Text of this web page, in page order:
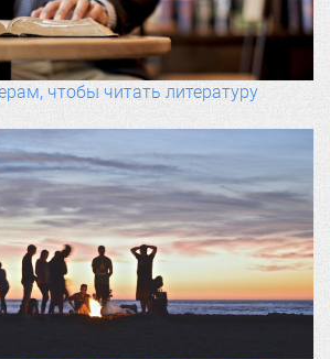
чтобы читать литературу